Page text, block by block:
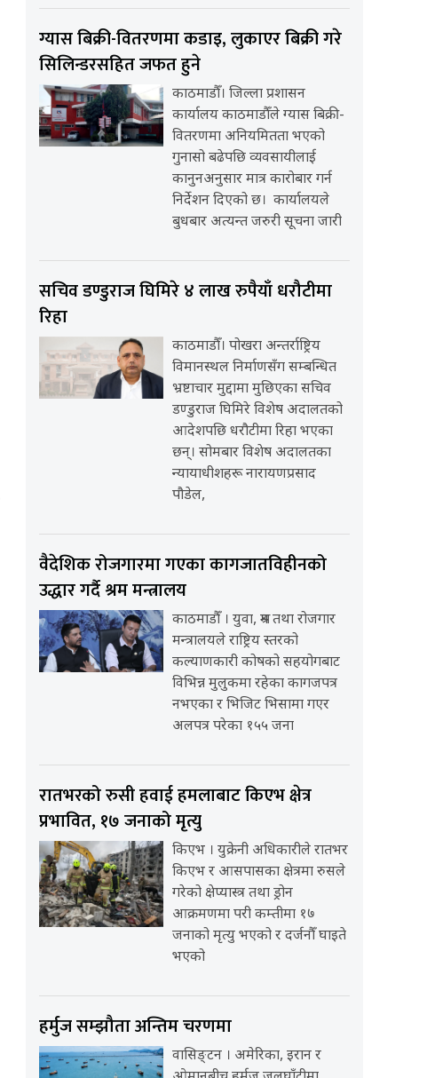
ग्यास बिक्री-वितरणमा कडाइ, लुकाएर बिक्री गरे
सिलिन्डरसहित जफत हुने
काठमाडौँ। जिल्ला प्रशासन
कार्यालय काठमाडौँले ग्यास बिक्री-
वितरणमा अनियमितता भएको
गुनासो बढेपछि व्यवसायीलाई
कानुनअनुसार मात्र कारोबार गर्न
निर्देशन दिएको छ। कार्यालयले
बुधबार अत्यन्त जरुरी सूचना जारी
सचिव डण्डुराज घिमिरे ४ लाख रुपैयाँ धरौटीमा
रिहा
काठमाडौँ। पोखरा अन्तर्राष्ट्रिय
विमानस्थल निर्माणसँग सम्बन्धित
भ्रष्टाचार मुद्दामा मुछिएका सचिव
डण्डुराज घिमिरे विशेष अदालतको
आदेशपछि धरौटीमा रिहा भएका
छन्। सोमबार विशेष अदालतका
न्यायाधीशहरू नारायणप्रसाद
पौडेल,
वैदेशिक रोजगारमा गएका कागजातविहीनको
उद्धार गर्दै श्रम मन्त्रालय
काठमाडौँ । युवा, श्रम तथा रोजगार
मन्त्रालयले राष्ट्रिय स्तरको
कल्याणकारी कोषको सहयोगबाट
विभिन्न मुलुकमा रहेका कागजपत्र
नभएका र भिजिट भिसामा गएर
अलपत्र परेका १५५ जना
रातभरको रुसी हवाई हमलाबाट किएभ क्षेत्र
प्रभावित, १७ जनाको मृत्यु
किएभ । युक्रेनी अधिकारीले रातभर
किएभ र आसपासका क्षेत्रमा रुसले
गरेको क्षेप्यास्त्र तथा ड्रोन
आक्रमणमा परी कम्तीमा १७
जनाको मृत्यु भएको र दर्जनौँ घाइते
भएको
हर्मुज सम्झौता अन्तिम चरणमा
वासिङ्टन । अमेरिका, इरान र